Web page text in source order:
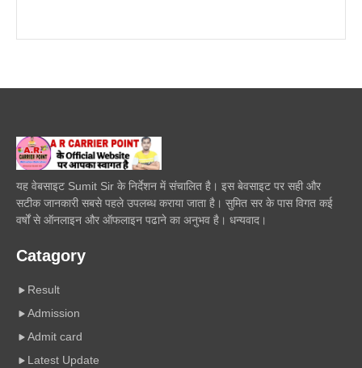
यह वेबसाइट Sumit Sir के निर्देशन में संचालित है। इस बेवसाइट पर सही और
सटीक जानकारी सबसे पहले उपलब्ध कराया जाता है। सुमित सर के पास विगत कई
वर्षों से ऑनलाइन और ऑफलाइन पढाने का अनुभव है। धन्यवाद।
Catagory
Result
Admission
Admit card
Latest Update